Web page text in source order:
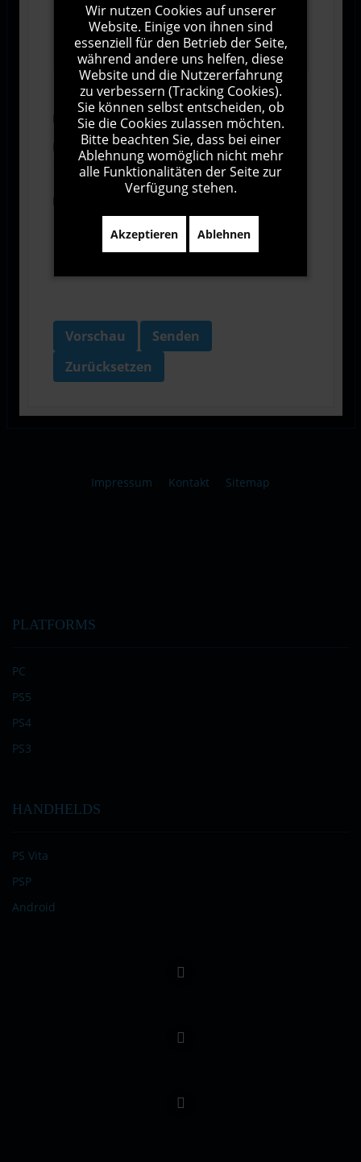
1000Zeichen übrig
Abonnieren
Ich stimme den Allgemeinen
Geschäftsbedingungen zu.
meine Daten über dieses Formular erhebt.
Vorschau
Senden
Zurücksetzen
Impressum Kontakt Sitemap
PLATFORMS
PC
PS5
PS4
PS3
HANDHELDS
PS Vita
PSP
Android
Wir nutzen Cookies auf unserer
Website. Einige von ihnen sind
essenziell für den Betrieb der Seite,
während andere uns helfen, diese
Website und die Nutzererfahrung
zu verbessern (Tracking Cookies).
Sie können selbst entscheiden, ob
Sie die Cookies zulassen möchten.
Bitte beachten Sie, dass bei einer
Ablehnung womöglich nicht mehr
alle Funktionalitäten der Seite zur
Verfügung stehen.
Akzeptieren Ablehnen